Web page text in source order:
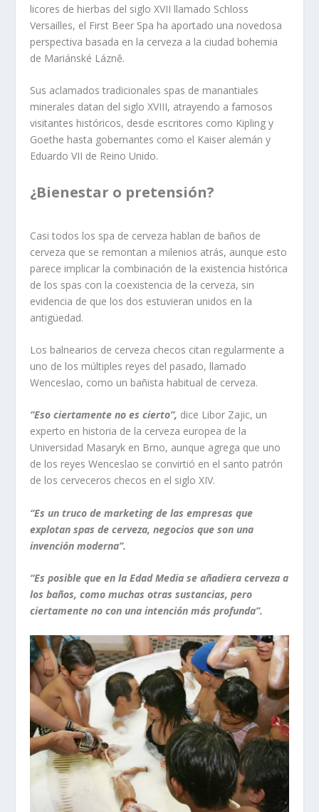
licores de hierbas del siglo XVII llamado Schloss
Versailles, el First Beer Spa ha aportado una novedosa
perspectiva basada en la cerveza a la ciudad bohemia
de Mariánské Lázně.
Sus aclamados tradicionales spas de manantiales
minerales datan del siglo XVIII, atrayendo a famosos
visitantes históricos, desde escritores como Kipling y
Goethe hasta gobernantes como el Kaiser alemán y
Eduardo VII de Reino Unido.
¿Bienestar o pretensión?
Casi todos los spa de cerveza hablan de baños de
cerveza que se remontan a milenios atrás, aunque esto
parece implicar la combinación de la existencia histórica
de los spas con la coexistencia de la cerveza, sin
evidencia de que los dos estuvieran unidos en la
antigüedad.
Los balnearios de cerveza checos citan regularmente a
uno de los múltiples reyes del pasado, llamado
Wenceslao, como un bañista habitual de cerveza.
“Eso ciertamente no es cierto”, dice Libor Zajic, un
experto en historia de la cerveza europea de la
Universidad Masaryk en Brno, aunque agrega que uno
de los reyes Wenceslao se convirtió en el santo patrón
de los cerveceros checos en el siglo XIV.
“Es un truco de marketing de las empresas que
explotan spas de cerveza, negocios que son una
invención moderna”.
“Es posible que en la Edad Media se añadiera cerveza a
los baños, como muchas otras sustancias, pero
ciertamente no con una intención más profunda”.